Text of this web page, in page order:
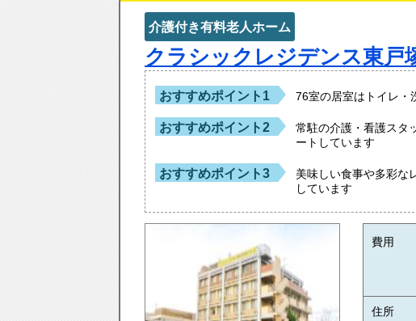
介護付き有料老人ホーム
クラシックレジデンス東戸
おすすめポイント1 76室の居室はトイレ・
おすすめポイント2
常駐の介護・看護スタ
ートしています
おすすめポイント3
美味しい食事や多彩な
しています
費用
住所